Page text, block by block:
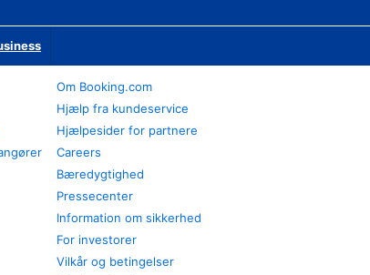
Om Booking.com
Hjælp fra kundeservice
Hjælpesider for partnere
Careers
Bæredygtighed
Pressecenter
Information om sikkerhed
For investorer
Vilkår og betingelser